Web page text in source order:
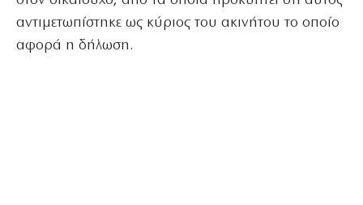
αντιμετωπίστηκε ως κύριος του ακινήτου το οποίο
αφορά η δήλωση.